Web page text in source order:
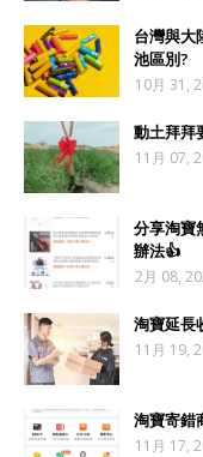
台灣與大
池區別?
10月 31,
動土拜拜
11月 07,
分享淘寶
辦法👍
2月 08,
淘寶延長
11月 19,
淘寶寄錯
11月 17,